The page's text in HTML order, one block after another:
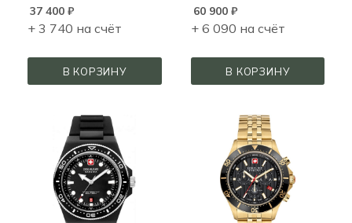
37 400 ₽
+ 3 740 на счёт
В КОРЗИНУ
60 900₽
+ 6 090 на счёт
В КОРЗИНУ